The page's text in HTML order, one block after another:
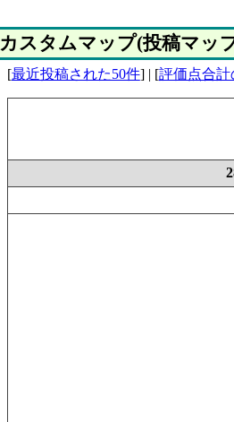
カスタムマップ(投稿マッ
[最近投稿された50件] | [評価点合計